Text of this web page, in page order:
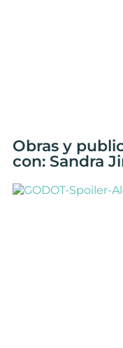
Obras y
con: Sandra